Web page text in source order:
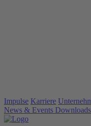
Impulse Karriere
News & Events Downloads